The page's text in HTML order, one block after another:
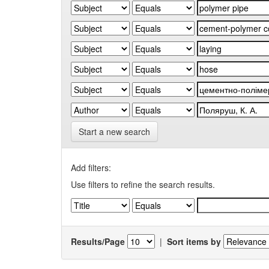
Start a new search
Add filters:
Use filters to refine the search results.
Results/Page | Sort items by